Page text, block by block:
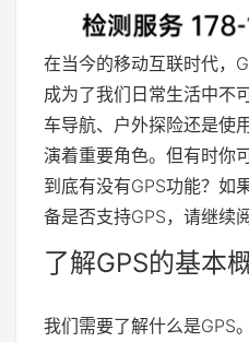
在当今的移动互联时代，
成为了我们日常生活中不
车导航、户外探险还是使
演着重要角色。但有时你
到底有没有GPS功能？如
备是否支持GPS，请继续
了解GPS的基本
我们需要了解什么是GPS